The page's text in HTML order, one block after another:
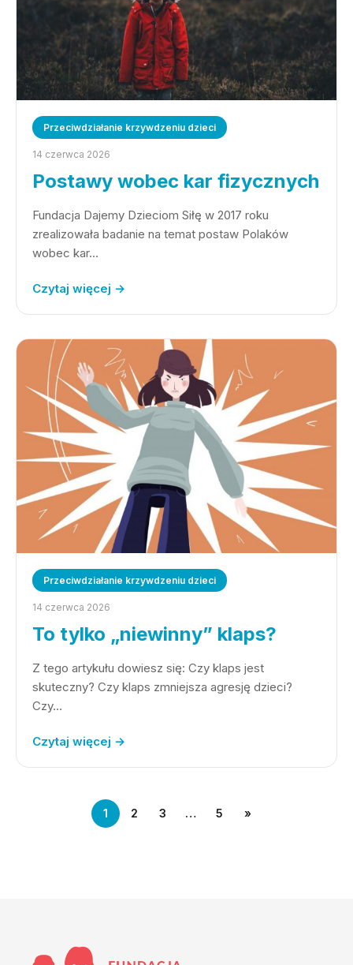
Przeciwdziałanie krzywdzeniu dzieci
14 czerwca 2026
Postawy wobec kar fizycznych
Fundacja Dajemy Dzieciom Siłę w 2017 roku
zrealizowała badanie na temat postaw Polaków
wobec kar…
Czytaj więcej →
Przeciwdziałanie krzywdzeniu dzieci
14 czerwca 2026
To tylko „niewinny” klaps?
Z tego artykułu dowiesz się: Czy klaps jest
skuteczny? Czy klaps zmniejsza agresję dzieci?
Czy…
Czytaj więcej →
1 2 3 … 5 »